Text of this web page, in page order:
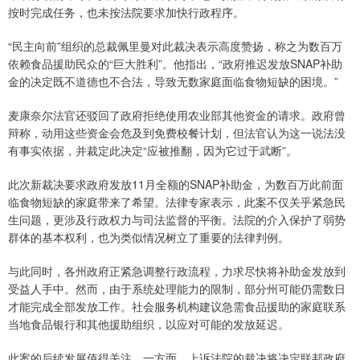
按时完成任务，也未按法院要求加快行政程序。
“民主向前”组织的总裁佩里曼对此裁决表示高度赞扬，称之为数百万
依赖食品援助民众的“巨大胜利”。他指出，“政府推迟发放SNAP补助
金的决定既不道德也不合法，导致无数家庭面临食物短缺的困境。”
麦康奈尔法官还驳回了政府拒绝使用农业部其他资金的请求。政府曾
辩称，动用这些资金会危及到免费校餐计划，但法官认为这一说法没
有事实依据，并裁定此决定“应被推翻，因为它过于武断”。
此次新裁决要求政府发放11月全额的SNAP补助金，为数百万此前面
临食物短缺的家庭带来了希望。法律专家表示，此案不仅关乎紧急民
生问题，更涉及行政权力与司法监督的平衡。法院的介入保护了弱势
群体的基本权利，也为类似情况树立了重要的法律判例。
与此同时，各州政府正紧急调整行政流程，力求尽快将补助金发放到
受益人手中。然而，由于系统处理能力的限制，部分州可能仍需数日
才能完成全部发放工作。社会服务机构建议急需食品援助的家庭联系
当地食品银行和其他援助组织，以应对可能的发放延迟。